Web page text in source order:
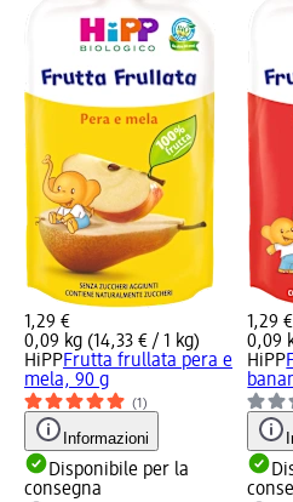
1,29 €
0,09 kg (14,33 € / 1 kg)
HiPPFrutta frullata pera e
mela, 90 g
(1)
Informazioni
Disponibile per la
consegna
1,29 €
0,09
HiPP